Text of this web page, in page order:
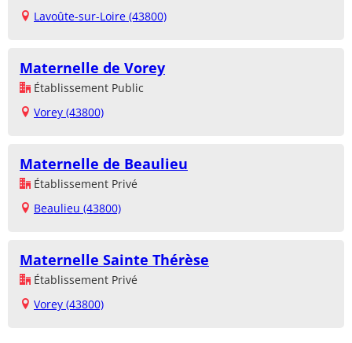
Lavoûte-sur-Loire (43800)
Maternelle de Vorey
Établissement Public
Vorey (43800)
Maternelle de Beaulieu
Établissement Privé
Beaulieu (43800)
Maternelle Sainte Thérèse
Établissement Privé
Vorey (43800)